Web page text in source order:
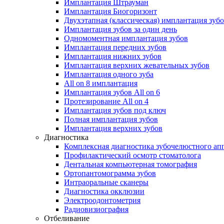
Имплантация Штрауман
Имплантация Биогоризонт
Двухэтапная (классическая) имплантация
Имплантация зубов за один день
Одномоментная имплантация зубов
Имплантация передних зубов
Имплантация нижних зубов
Имплантация верхних жевательных зубов
Имплантация одного зуба
All on 8 имплантация
Имплантация зубов All on 6
Протезирование All on 4
Имплантация зубов под ключ
Полная имплантация зубов
Имплантация верхних зубов
Диагностика
Комплексная диагностика зубочелюстного
Профилактический осмотр стоматолога
Дентальная компьютерная томография
Ортопантомограмма зубов
Интраоральные сканеры
Диагностика окклюзии
Электроодонтометрия
Радиовизиография
Отбеливание